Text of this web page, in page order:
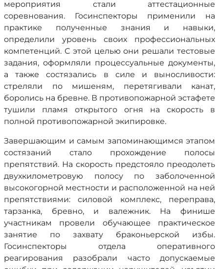
мероприятия стали аттестационные
соревнования. Госинспекторы применили на
практике полученные знания и навыки,
определили уровень своих профессиональных
компетенций. С этой целью они решали тестовые
задания, оформляли процессуальные документы,
а также состязались в силе и выносливости:
стреляли по мишеням, перетягивали канат,
боролись на бревне. В противопожарной эстафете
тушили пламя открытого огня на скорость в
полной противопожарной экипировке.
Завершающим и самым запоминающимся этапом
состязаний стало прохождение полосы
препятствий. На скорость предстояло преодолеть
двухкилометровую полосу по заболоченной
высокогорной местности и расположенной на ней
препятствиями: силовой комплекс, переправа,
тарзанка, бревно, и валежник. На финише
участникам провели обучающее практическое
занятие по захвату браконьерской избы.
Госинспекторы отдела оперативного
реагирования разобрали часто допускаемые